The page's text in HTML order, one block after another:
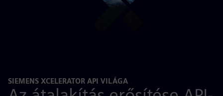
SIEMENS XCELERATOR API VILÁGA